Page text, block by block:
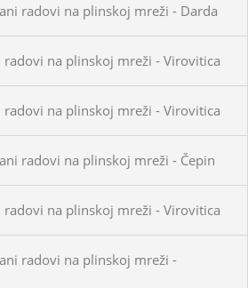
radovi na plinskoj mreži - Darda
na plinskoj mreži - Virovitica
na plinskoj mreži - Virovitica
radovi na plinskoj mreži - Čepin
na plinskoj mreži - Virovitica
radovi na plinskoj mreži -